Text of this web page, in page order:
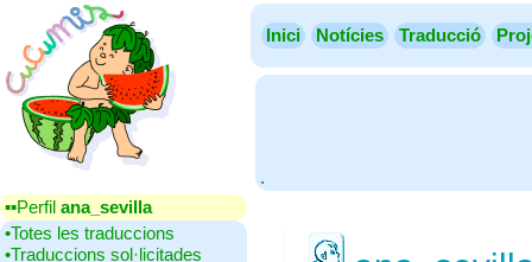
Inici Notícies Traducció
.
▪▪‎Perfil ana_sevilla
•‎Totes les traduccions
•‎Traduccions sol·licitades